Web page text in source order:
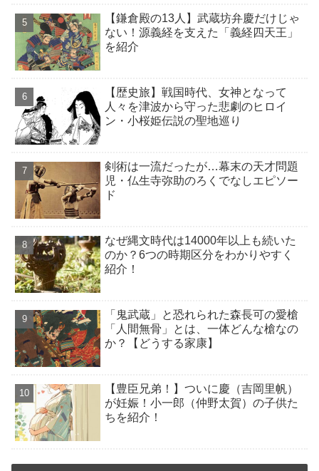
【鎌倉殿の13人】武蔵坊弁慶だけじゃ
ない！源義経を支えた「義経四天王」
を紹介
【歴史旅】戦国時代、女神となって
人々を津波から守った悲劇のヒロイ
ン・小桜姫伝説の聖地巡り
剣術は一流だったが…幕末の天才問題
児・仏生寺弥助のろくでなしエピソー
ド
なぜ縄文時代は14000年以上も続いた
のか？6つの時期区分をわかりやすく
紹介！
「鬼武蔵」と恐れられた森長可の愛槍
「人間無骨」とは、一体どんな槍なの
か？【どうする家康】
【豊臣兄弟！】ついに慶（吉岡里帆）
が妊娠！小一郎（仲野太賀）の子供た
ちを紹介！